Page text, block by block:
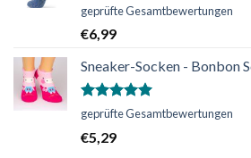
Bewertet
von 5
geprüfte Gesamtbewertungen
€6,99
Sneaker-Socken - Bonbon
Bewertet
von 5
geprüfte Gesamtbewertungen
€5,29